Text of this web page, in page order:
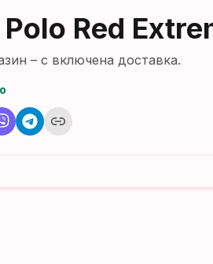
Red
– с включена доставка.